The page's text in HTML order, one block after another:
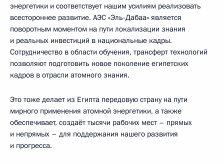
энергетики и соответствует нашим усилиям реализовать
всестороннее развитие. АЭС «Эль-Дабаа» является
поворотным моментом на пути локализации знания
и реальных инвестиций в национальные кадры.
Сотрудничество в области обучения, трансферт технологий
позволяют подготовить новое поколение египетских
кадров в отрасли атомного знания.
Это тоже делает из Египта передовую страну на пути
мирного применения атомной энергетики, а также
обеспечивает, создаёт тысячи рабочих мест – прямых
и непрямых – для поддержания нашего развития
и прогресса.